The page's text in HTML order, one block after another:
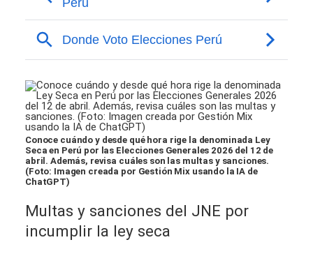
Conoce cuándo y desde qué hora rige la denominada Ley
Seca en Perú por las Elecciones Generales 2026 del 12 de
abril. Además, revisa cuáles son las multas y sanciones.
(Foto: Imagen creada por Gestión Mix usando la IA de
ChatGPT)
Multas y sanciones del JNE por
incumplir la ley seca